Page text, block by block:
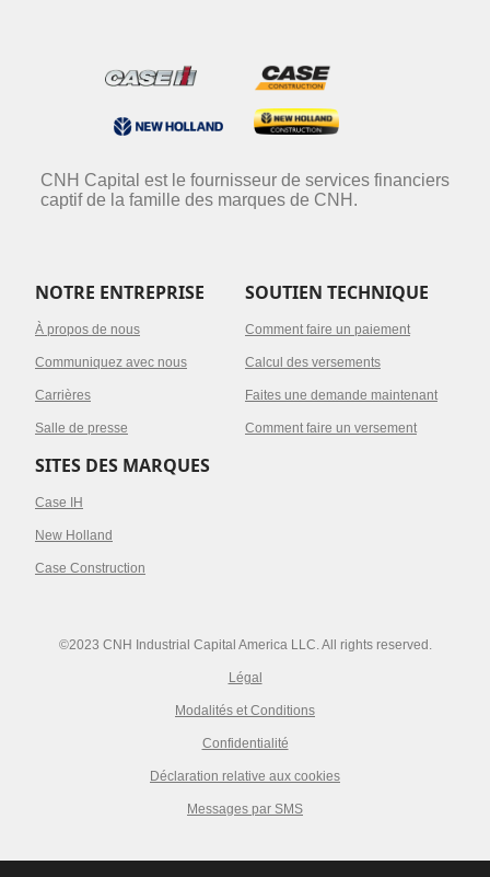
CNH Capital est le fournisseur de services financiers
captif de la famille des marques de CNH.
NOTRE ENTREPRISE
À propos de nous
Communiquez avec nous
Carrières
Salle de presse
SOUTIEN TECHNIQUE
Comment faire un paiement
Calcul des versements
Faites une demande maintenant
Comment faire un versement
SITES DES MARQUES
Case IH
New Holland
Case Construction
©2023 CNH Industrial Capital America LLC. All rights reserved.
Légal
Modalités et Conditions
Confidentialité
Déclaration relative aux cookies
Messages par SMS